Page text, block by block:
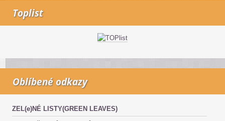
Toplist
Oblíbené odkazy
ZEL(e)NÉ LISTY(GREEN LEAVES)